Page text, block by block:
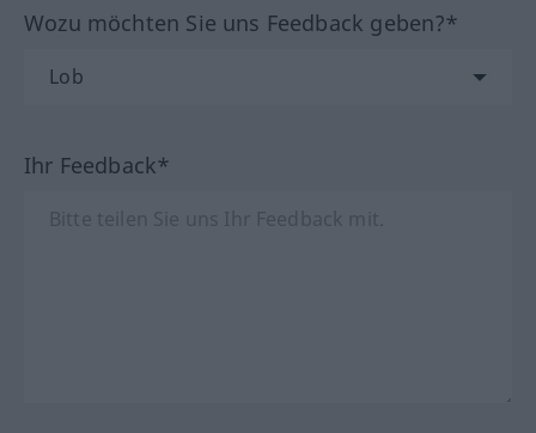
Wozu möchten Sie uns Feedback geben?*
Ihr Feedback*